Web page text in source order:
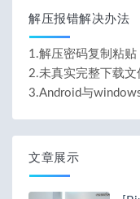
解压报错解决办法
1.解压密码复制粘
2.未真实完整下载
3.Android与
文章展示